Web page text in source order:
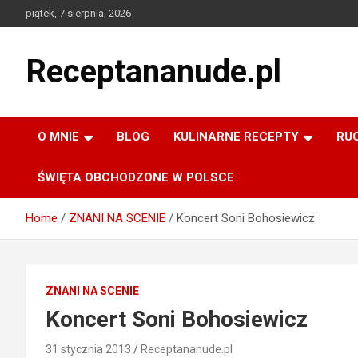
to
piątek, 7 sierpnia, 2026
Receptananude.pl
O MNIE BLOG KULINARNE RECEPTY
ŚWIĘTA OBCHODZONE W POLSCE
Home ZNANI NA SCENIE Koncert Soni Bohosiewicz
ZNANI NA SCENIE
Koncert Soni Bohosiewicz
31 stycznia 2013 Receptananude.pl